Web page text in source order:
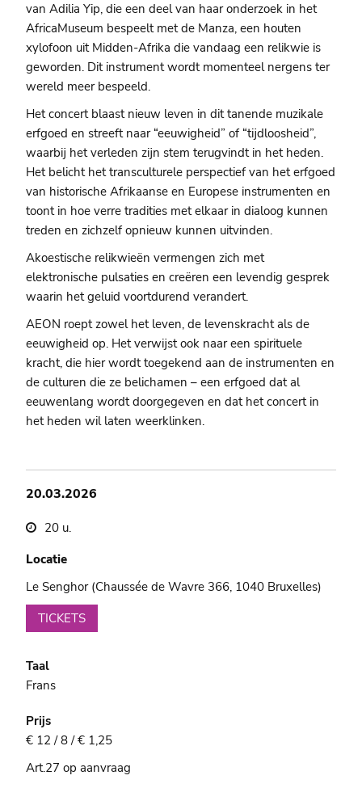
van Adilia Yip, die een deel van haar onderzoek in het
AfricaMuseum bespeelt met de Manza, een houten
xylofoon uit Midden-Afrika die vandaag een relikwie is
geworden. Dit instrument wordt momenteel nergens ter
wereld meer bespeeld.
Het concert blaast nieuw leven in dit tanende muzikale
erfgoed en streeft naar “eeuwigheid” of “tijdloosheid”,
waarbij het verleden zijn stem terugvindt in het heden.
Het belicht het transculturele perspectief van het erfgoed
van historische Afrikaanse en Europese instrumenten en
toont in hoe verre tradities met elkaar in dialoog kunnen
treden en zichzelf opnieuw kunnen uitvinden.
Akoestische relikwieën vermengen zich met
elektronische pulsaties en creëren een levendig gesprek
waarin het geluid voortdurend verandert.
AEON roept zowel het leven, de levenskracht als de
eeuwigheid op. Het verwijst ook naar een spirituele
kracht, die hier wordt toegekend aan de instrumenten en
de culturen die ze belichamen – een erfgoed dat al
eeuwenlang wordt doorgegeven en dat het concert in
het heden wil laten weerklinken.
20.03.2026
20 u.
Locatie
Le Senghor (Chaussée de Wavre 366, 1040 Bruxelles)
TICKETS
Taal
Frans
Prijs
€ 12 / 8 / € 1,25
Art.27 op aanvraag